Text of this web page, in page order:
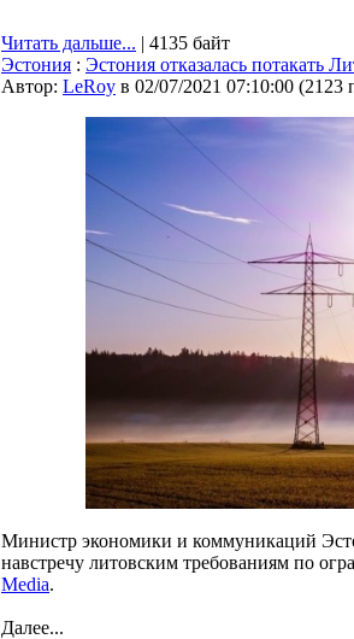
Читать дальше... | 4135 байт
Эстония : Эстония отказалась потакать
Автор: LeRoy в 02/07/2021 07:10:00 (2123
Министр экономики и коммуникаций
навстречу литовским требованиям по
Media.
Далее...